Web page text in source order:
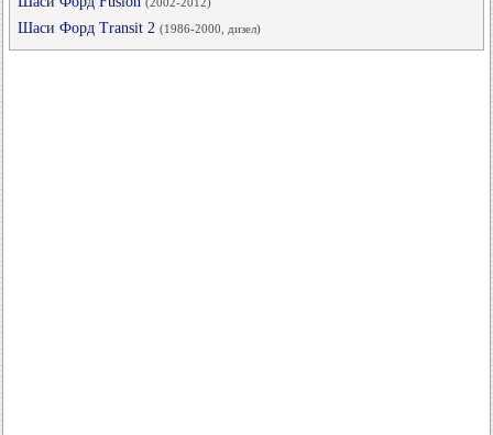
Шаси Форд Transit 2 (1986-2000, дизел)